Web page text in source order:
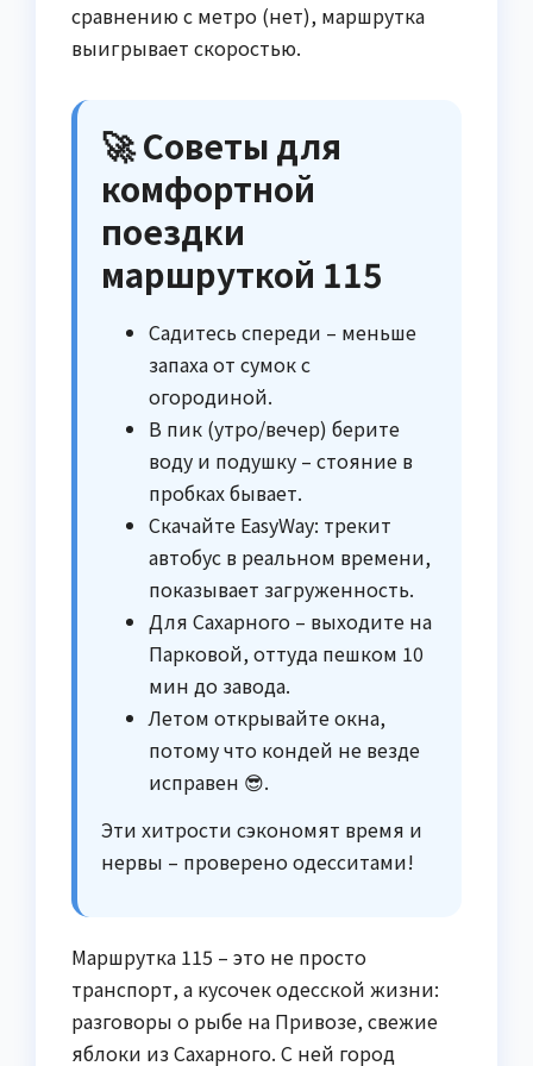
сравнению с метро (нет), маршрутка
выигрывает скоростью.
🚀 Советы для
комфортной
поездки
маршруткой 115
Садитесь спереди – меньше
запаха от сумок с
огородиной.
В пик (утро/вечер) берите
воду и подушку – стояние в
пробках бывает.
Скачайте EasyWay: трекит
автобус в реальном времени,
показывает загруженность.
Для Сахарного – выходите на
Парковой, оттуда пешком 10
мин до завода.
Летом открывайте окна,
потому что кондей не везде
исправен 😎.
Эти хитрости сэкономят время и
нервы – проверено одесситами!
Маршрутка 115 – это не просто
транспорт, а кусочек одесской жизни:
разговоры о рыбе на Привозе, свежие
яблоки из Сахарного. С ней город